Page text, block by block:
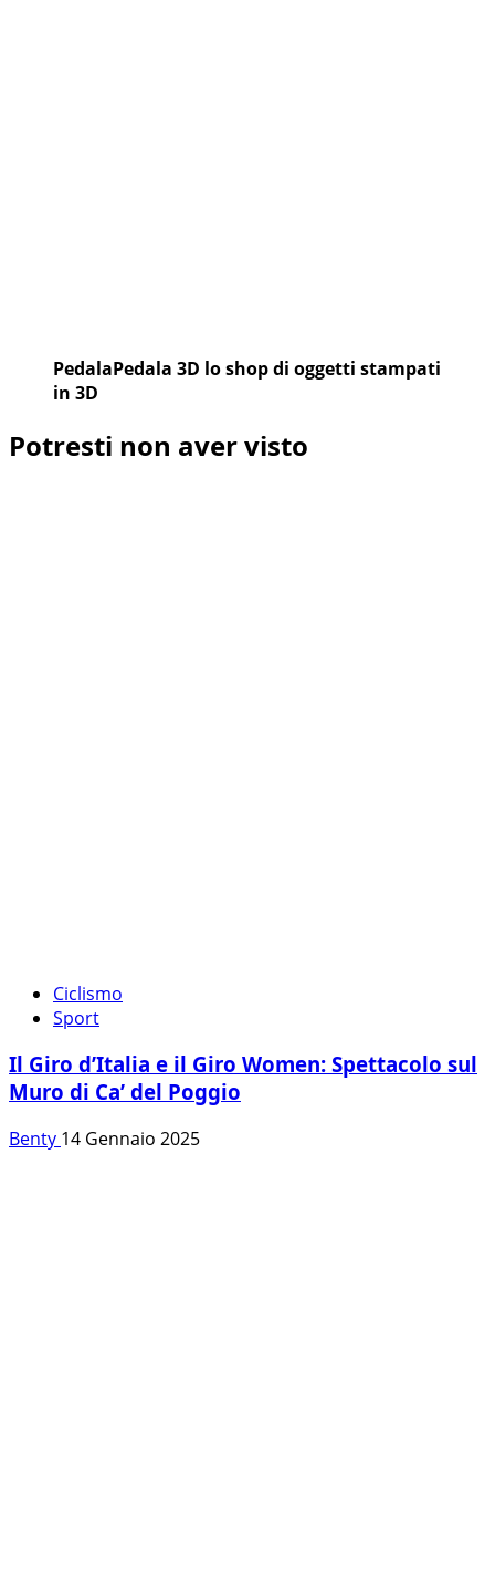
PedalaPedala 3D lo shop di oggetti stampati
in 3D
Potresti non aver visto
Ciclismo
Sport
Il Giro d’Italia e il Giro Women: Spettacolo sul
Muro di Ca’ del Poggio
Benty 14 Gennaio 2025